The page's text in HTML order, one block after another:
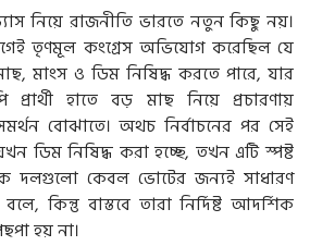
নিয়ে রাজনীতি ভারতে নতুন কিছু নয়।
তৃণমূল কংগ্রেস অভিযোগ করেছিল যে
মাংস ও ডিম নিষিদ্ধ করতে পারে, যার
হাতে বড় মাছ নিয়ে প্রচারণায়
বোঝাতে। অথচ নির্বাচনের পর সেই
ডিম নিষিদ্ধ করা হচ্ছে, তখন এটি স্পষ্ট
দলগুলো কেবল ভোটের জন্যই সাধারণ
কিন্তু বাস্তবে তারা নির্দিষ্ট আদর্শিক
হয় না।